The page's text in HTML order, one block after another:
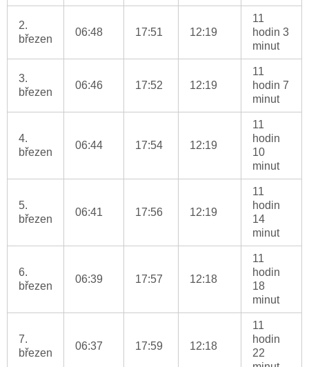
2.
březen
06:48 17:51 12:19
11
hodin 3
minut
3.
březen
06:46 17:52 12:19
11
hodin 7
minut
4.
březen
06:44 17:54 12:19
11
hodin
10
minut
5.
březen
06:41 17:56 12:19
11
hodin
14
minut
6.
březen
06:39 17:57 12:18
11
hodin
18
minut
7.
březen
06:37 17:59 12:18
11
hodin
22